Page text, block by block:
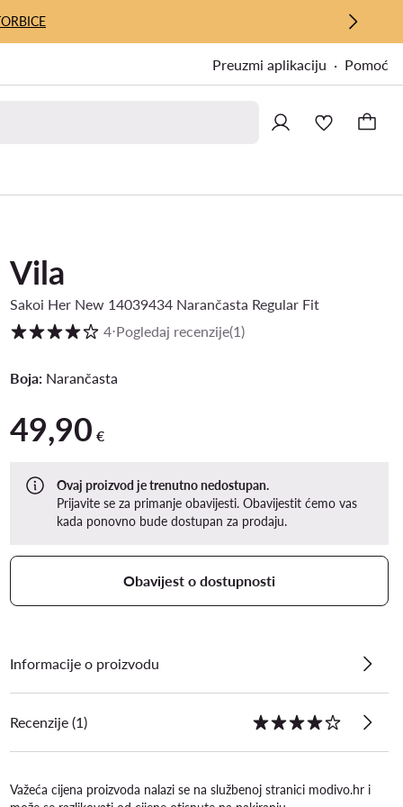
Preuzmi aplikaciju Pomoć
Vila
Sakoi Her New 14039434 Narančasta Regular Fit
Ocjena kupaca na skali od 1 do 5
4⋅Pogledaj recenzije(1)
Boja:Narančasta
49,90 €
49,90 €
Ovaj proizvod je trenutno nedostupan.
Prijavite se za primanje obavijesti. Obavijestit ćemo vas
kada ponovno bude dostupan za prodaju.
Obavijest o dostupnosti
Informacije o proizvodu
Recenzije (1)
Važeća cijena proizvoda nalazi se na službenoj stranici modivo.hr i